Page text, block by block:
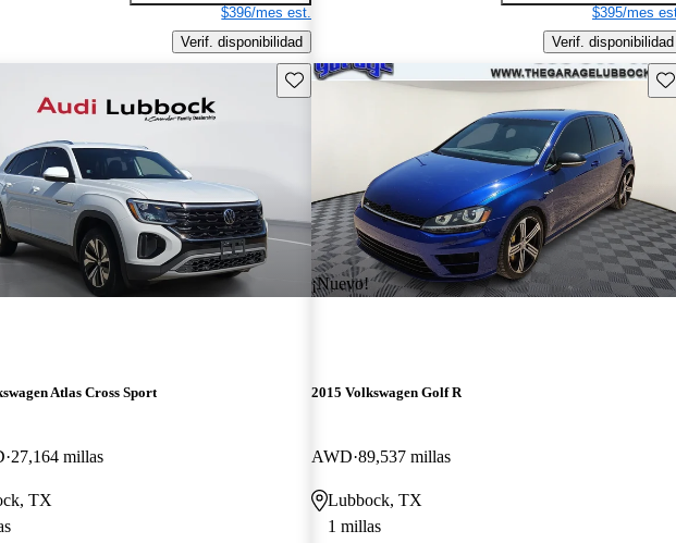
$396/mes est.
Verif. disponibilidad
$395/mes
Verif. disponibilidad
Guarda este Aviso
Atlas Cross Sport
27,164 millas
TX
¡Nuevo!
2015 Volkswagen Golf R
AWD 89,537 millas
Lubbock, TX
1 millas